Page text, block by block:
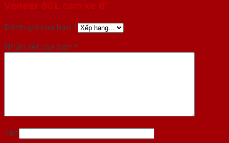
Veneer 6GL cam xe 6”
Đánh giá của bạn *
Nhận xét của bạn *
Tên